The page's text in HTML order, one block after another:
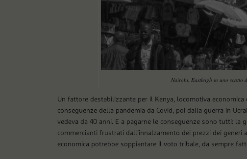
Nairobi, Eastleigh in uno scatto
Un fattore destabilizzante per il Kenya, locomotiva economica
conseguenze della pandemia da Covid, poi dalla guerra in
vedeva da 40 anni. E a pagarne le conseguenze sono tutti: la
commercianti frustrati dall’innalzamento dei prezzi dei
economica potrebbe soppiantare il voto tribale, da sempre